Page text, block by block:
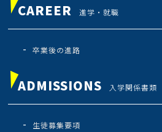
CAREER 進学・就職
卒業後の進路
ADMISSIONS 入学関係書類
生徒募集要項